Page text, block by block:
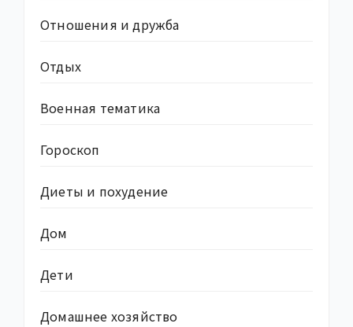
Отношения и дружба
Отдых
Военная тематика
Гороскоп
Диеты и похудение
Дом
Дети
Домашнее хозяйство